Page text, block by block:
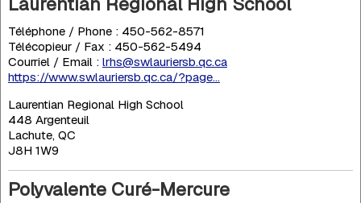
Téléphone / Phone : 450-562-8571
Télécopieur / Fax : 450-562-5494
Courriel / Email : lrhs@swlauriersb.qc.ca
https://www.swlauriersb.qc.ca/?page...
Laurentian Regional High School
448 Argenteuil
Lachute, QC
J8H 1W9
Polyvalente Curé-Mercure